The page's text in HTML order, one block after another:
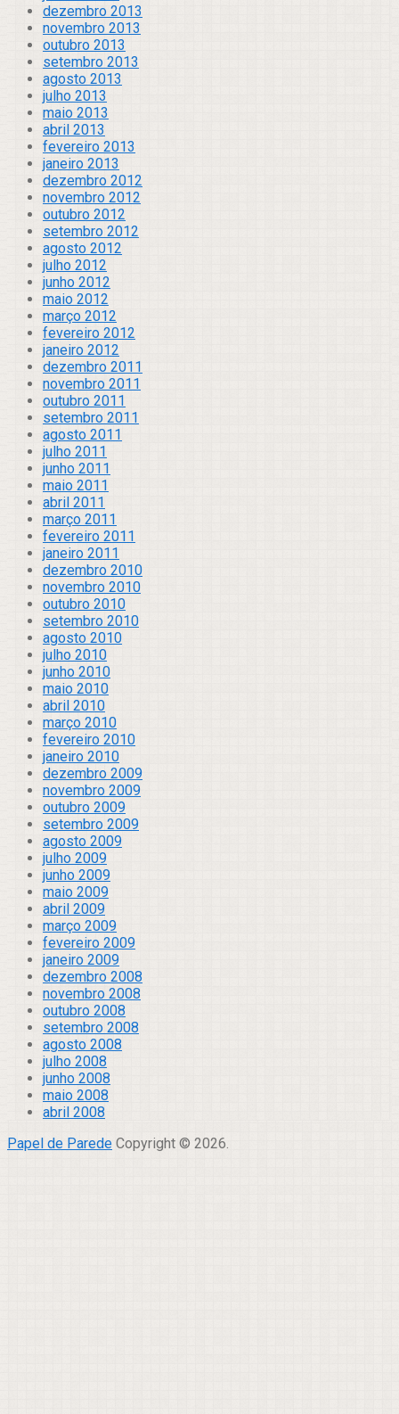
dezembro 2013
novembro 2013
outubro 2013
setembro 2013
agosto 2013
julho 2013
maio 2013
abril 2013
fevereiro 2013
janeiro 2013
dezembro 2012
novembro 2012
outubro 2012
setembro 2012
agosto 2012
julho 2012
junho 2012
maio 2012
março 2012
fevereiro 2012
janeiro 2012
dezembro 2011
novembro 2011
outubro 2011
setembro 2011
agosto 2011
julho 2011
junho 2011
maio 2011
abril 2011
março 2011
fevereiro 2011
janeiro 2011
dezembro 2010
novembro 2010
outubro 2010
setembro 2010
agosto 2010
julho 2010
junho 2010
maio 2010
abril 2010
março 2010
fevereiro 2010
janeiro 2010
dezembro 2009
novembro 2009
outubro 2009
setembro 2009
agosto 2009
julho 2009
junho 2009
maio 2009
abril 2009
março 2009
fevereiro 2009
janeiro 2009
dezembro 2008
novembro 2008
outubro 2008
setembro 2008
agosto 2008
julho 2008
junho 2008
maio 2008
abril 2008
Papel de Parede Copyright © 2026.